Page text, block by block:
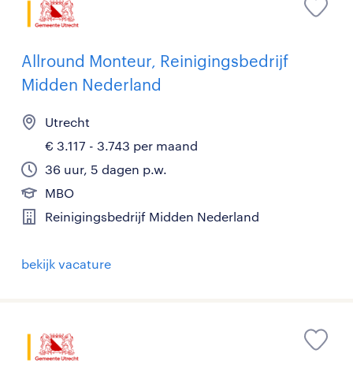
Allround Monteur, Reinigingsbedrijf
Midden Nederland
Utrecht
€ 3.117 - 3.743 per maand
36 uur, 5 dagen p.w.
MBO
Reinigingsbedrijf Midden Nederland
bekijk vacature